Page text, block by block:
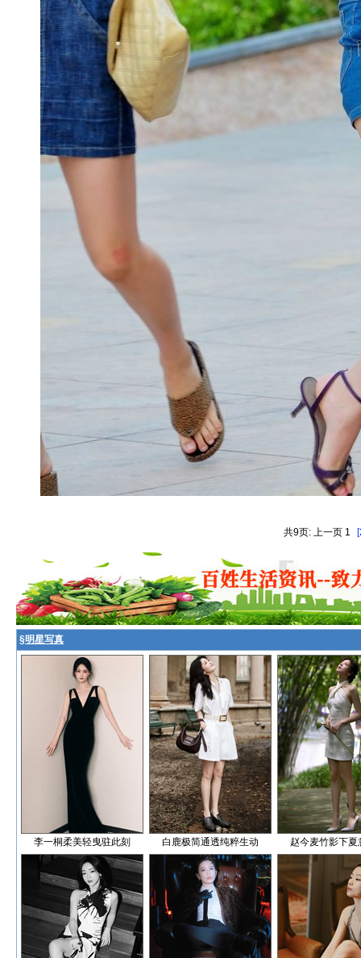
共9页: 上一页 1
§明星写真
李一桐柔美轻曳驻此刻 白鹿极简通透纯粹生动 赵今麦竹影下夏